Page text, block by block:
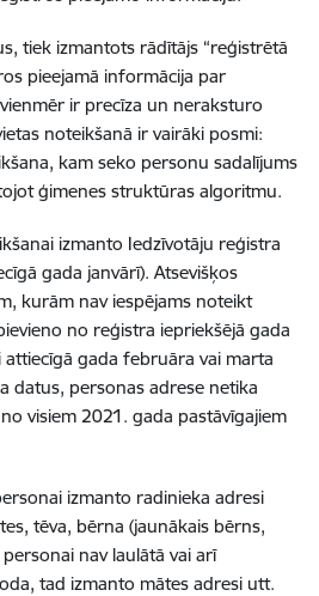
tiek izmantots rādītājs “reģistrētā
pieejamā informācija par
ir precīza un neraksturo
noteikšanā ir vairāki posmi:
kam seko personu sadalījums
ģimenes struktūras algoritmu.
izmanto Iedzīvotāju reģistra
gada janvārī). Atsevišķos
kurām nav iespējams noteikt
no reģistra iepriekšējā gada
gada februāra vai marta
datus, personas adrese netika
visiem 2021. gada pastāvīgajiem
izmanto radinieka adresi
tēva, bērna (jaunākais bērns,
nav laulātā vai arī
tad izmanto mātes adresi utt.